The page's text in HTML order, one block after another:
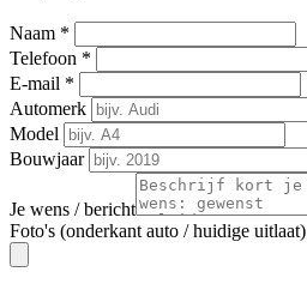
Naam *
Telefoon *
E-mail *
Automerk
Model
Bouwjaar
Je wens / bericht
Foto's (onderkant auto / huidige uitlaat)